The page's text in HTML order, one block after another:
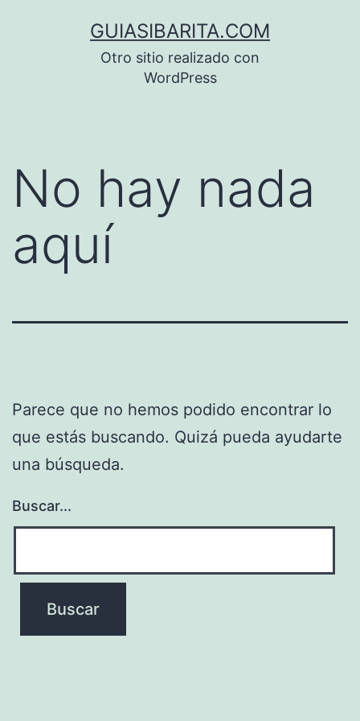
GUIASIBARITA.COM
Otro sitio realizado con
WordPress
No hay nada
aquí
Parece que no hemos podido encontrar lo
que estás buscando. Quizá pueda ayudarte
una búsqueda.
Buscar...